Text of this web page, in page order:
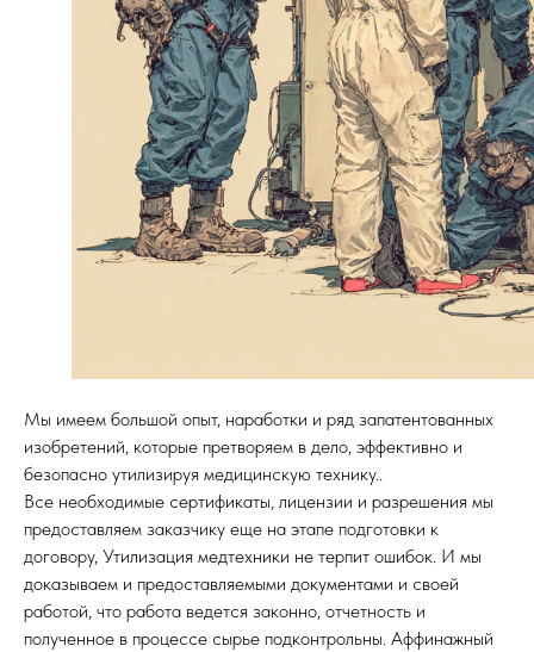
государственных предприятий и ИП
ОСТАВИТЬ ЗАЯВКУ (для компаний и ИП)
Мы имеем большой опыт, наработки и ряд запатентованных
изобретений, которые претворяем в дело, эффективно и
безопасно утилизируя медицинскую технику..
Все необходимые сертификаты, лицензии и разрешения мы
предоставляем заказчику еще на этапе подготовки к
договору, Утилизация медтехники не терпит ошибок. И мы
доказываем и предоставляемыми документами и своей
работой, что работа ведется законно, отчетность и
полученное в процессе сырье подконтрольны. Аффинажный